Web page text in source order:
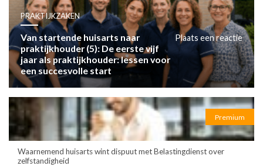
PRAKTIJKZAKEN
Van startende huisarts naar
praktijkhouder (5): De eerste vijf
jaar als praktijkhouder: lessen voor
een succesvolle start
Plaats een reactie
Premium
Waarnemend huisarts wint dispuut met Belastingdienst over
zelfstandigheid